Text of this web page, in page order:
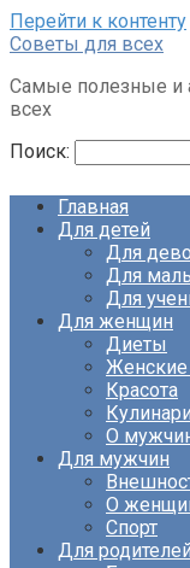
Перейти к контенту
Советы для всех
Самые полезные и
всех
Поиск:
Главная
Для детей
Для
Для
Для
Для женщин
Диеты
Женские
Красота
О
Для мужчин
О
Спорт
Для родителей